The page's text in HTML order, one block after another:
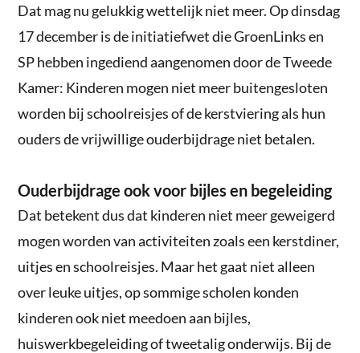
Dat mag nu gelukkig wettelijk niet meer. Op dinsdag
17 december is de initiatiefwet die GroenLinks en
SP hebben ingediend aangenomen door de Tweede
Kamer: Kinderen mogen niet meer buitengesloten
worden bij schoolreisjes of de kerstviering als hun
ouders de vrijwillige ouderbijdrage niet betalen.
Ouderbijdrage ook voor bijles en begeleiding
Dat betekent dus dat kinderen niet meer geweigerd
mogen worden van activiteiten zoals een kerstdiner,
uitjes en schoolreisjes. Maar het gaat niet alleen
over leuke uitjes, op sommige scholen konden
kinderen ook niet meedoen aan bijles,
huiswerkbegeleiding of tweetalig onderwijs. Bij de